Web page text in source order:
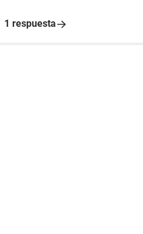
1 respuesta